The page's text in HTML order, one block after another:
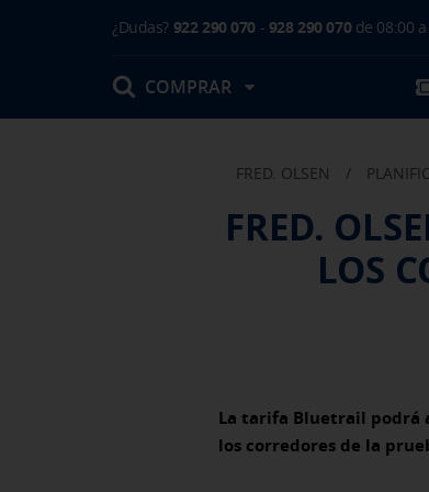
¿Dudas? 922 290 070 - 928 290 070de 08:00 a
COMPRAR
T.Embarque / Resumen de Compra
Actividades en destino
FRED. OLSEN /
FRED.
LOS
La tarifa Bluetrail podrá
los corredores de la